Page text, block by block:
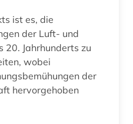
ist es, die
der Luft- und
20. Jahrhunderts zu
wobei
der
hervorgehoben